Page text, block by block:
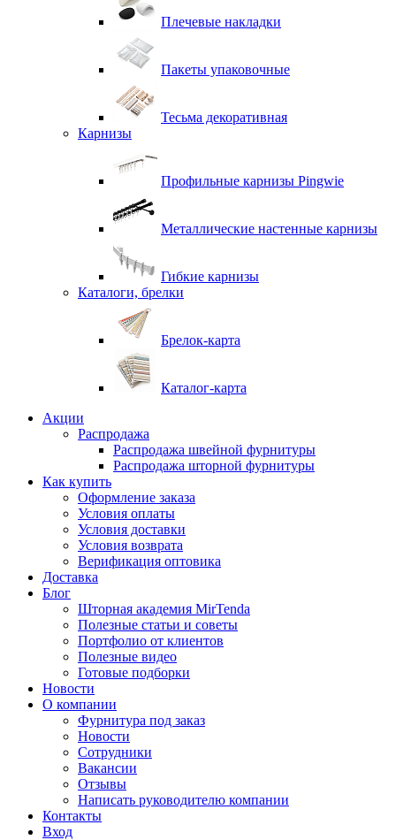
Плечевые накладки
Пакеты упаковочные
Тесьма декоративная
Карнизы
Профильные карнизы Pingwie
Металлические настенные карнизы
Гибкие карнизы
Каталоги, брелки
Брелок-карта
Каталог-карта
Акции
Распродажа
Распродажа швейной фурнитуры
Распродажа шторной фурнитуры
Как купить
Оформление заказа
Условия оплаты
Условия доставки
Условия возврата
Верификация оптовика
Доставка
Блог
Шторная академия MirTenda
Полезные статьи и советы
Портфолио от клиентов
Полезные видео
Готовые подборки
Новости
О компании
Фурнитура под заказ
Новости
Сотрудники
Вакансии
Отзывы
Написать руководителю компании
Контакты
Вход